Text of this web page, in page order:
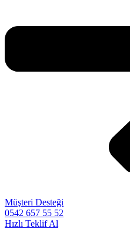
Müşteri Desteği
0542 657 55 52
Hızlı Teklif Al